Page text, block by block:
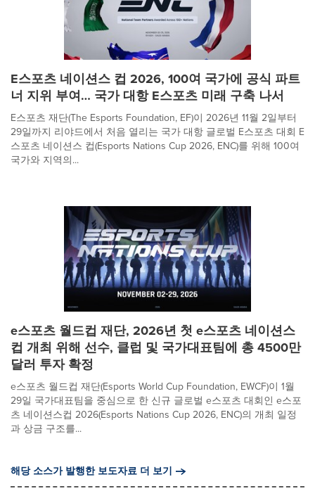
E스포츠 네이션스 컵 2026, 100여 국가에 공식 파트
너 지위 부여… 국가 대항 E스포츠 미래 구축 나서
E스포츠 재단(The Esports Foundation, EF)이 2026년 11월 2일부터
29일까지 리야드에서 처음 열리는 국가 대항 글로벌 E스포츠 대회 E
스포츠 네이션스 컵(Esports Nations Cup 2026, ENC)를 위해 100여
국가와 지역의...
e스포츠 월드컵 재단, 2026년 첫 e스포츠 네이션스
컵 개최 위해 선수, 클럽 및 국가대표팀에 총 4500만
달러 투자 확정
e스포츠 월드컵 재단(Esports World Cup Foundation, EWCF)이 1월
29일 국가대표팀을 중심으로 한 신규 글로벌 e스포츠 대회인 e스포
츠 네이션스컵 2026(Esports Nations Cup 2026, ENC)의 개최 일정
과 상금 구조를...
해당 소스가 발행한 보도자료 더 보기